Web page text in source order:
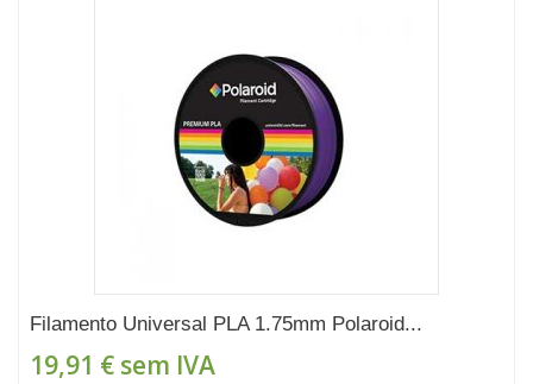
Filamento Universal PLA 1.75mm Polaroid...
19,91 € sem IVA